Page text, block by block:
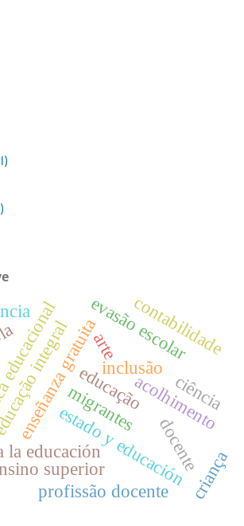
estado y educación
la educación
enseñanza gratuitaevasão escolar
educação
migrantes
inclusão
acolhimento
docente
superior
contabilidade
integral
criança
profissão docente
arte
ciência